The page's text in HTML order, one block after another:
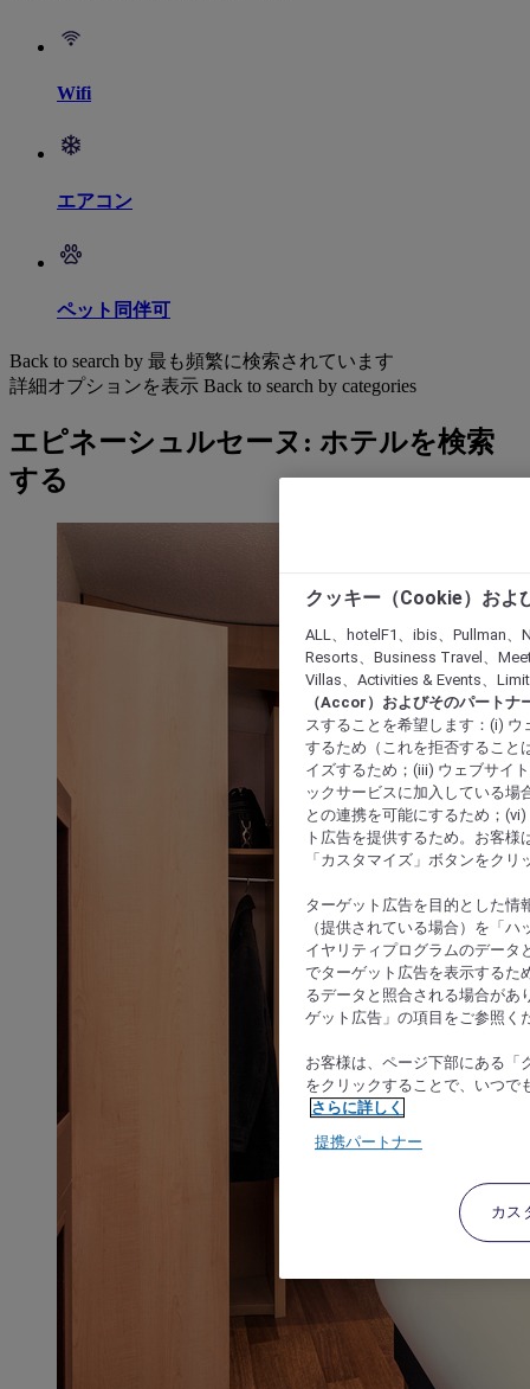
Wifi
エアコン
ペット同伴可
Back to search by 最も頻繁に検索されています
詳細オプションを表示 Back to search by categories
エピネーシュルセーヌ: ホテルを検索
する
クッキー（Cookie）およ
ALL、hotelF1、ibis、Pullman
Resorts、Business Travel、
Villas、Activities & Events、
（Accor）およびそのパートナ
スすることを希望します：(i)
するため（これを拒否すること
イズするため；(iii) ウェブサイ
ックサービスに加入している場
との連携を可能にするため；
ト広告を提供するため。お客
「カスタマイズ」ボタンをク
ターゲット広告を目的とした情
（提供されている場合）を「
イヤリティプログラムのデータ
でターゲット広告を表示するた
るデータと照合される場合があ
ゲット広告」の項目をご参照く
お客様は、ページ下部にある「
をクリックすることで、いつで
さらに詳しく
提携パートナー
カス